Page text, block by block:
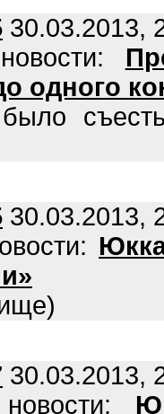
30.03.2013,
одного
30.03.2013,
30.03.2013,